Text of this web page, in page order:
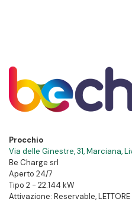
Procchio
Via delle Ginestre, 31, Marciana,
Be Charge srl
Aperto 24/7
Tipo 2 - 22.144 kW
Attivazione: Reservable, LETTORE